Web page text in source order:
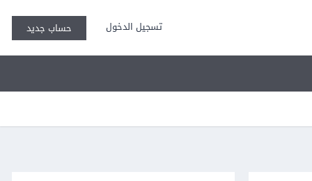
تسجيل الدخول حساب جديد